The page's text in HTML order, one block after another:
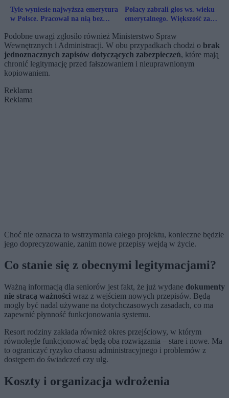
Tyle wyniesie najwyższa emerytura
w Polsce. Pracował na nią bez
Polacy zabrali głos ws. wieku
emerytalnego. Większość za
Podobne uwagi zgłosiło również Ministerstwo Spraw
Wewnętrznych i Administracji. W obu przypadkach chodzi o brak
jednoznacznych zapisów dotyczących zabezpieczeń, które mają
chronić legitymację przed fałszowaniem i nieuprawnionym
kopiowaniem.
Reklama
Reklama
Choć nie oznacza to wstrzymania całego projektu, konieczne będzie
jego doprecyzowanie, zanim nowe przepisy wejdą w życie.
Co stanie się z obecnymi legitymacjami?
Ważną informacją dla seniorów jest fakt, że już wydane dokumenty
nie stracą ważności wraz z wejściem nowych przepisów. Będą
mogły być nadal używane na dotychczasowych zasadach, co ma
zapewnić płynność funkcjonowania systemu.
Resort rodziny zakłada również okres przejściowy, w którym
równolegle funkcjonować będą oba rozwiązania – stare i nowe. Ma
to ograniczyć ryzyko chaosu administracyjnego i problemów z
dostępem do świadczeń czy ulg.
Koszty i organizacja wdrożenia